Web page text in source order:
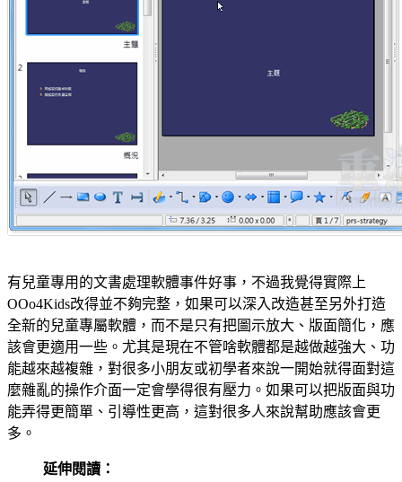
有兒童專用的文書處理軟體事件好事，不過我覺得實際上
OOo4Kids改得並不夠完整，如果可以深入改造甚至另外打造
全新的兒童專屬軟體，而不是只有把圖示放大、版面簡化，應
該會更適用一些。尤其是現在不管啥軟體都是越做越強大、功
能越來越複雜，對很多小朋友或初學者來說一開始就得面對這
麼雜亂的操作介面一定會學得很有壓力。如果可以把版面與功
能弄得更簡單、引導性更高，這對很多人來說幫助應該會更
多。
延伸閱讀：